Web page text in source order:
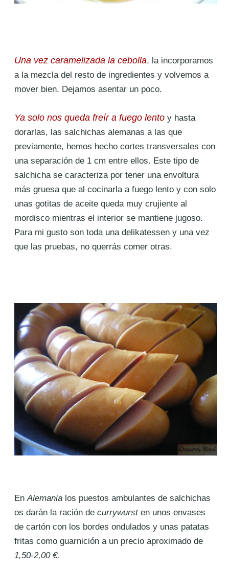
Una vez caramelizada la cebolla, la incorporamos
a la mezcla del resto de ingredientes y volvemos a
mover bien. Dejamos asentar un poco.
Ya solo nos queda freír a fuego lento y hasta
dorarlas, las salchichas alemanas a las que
previamente, hemos hecho cortes transversales con
una separación de 1 cm entre ellos. Este tipo de
salchicha se caracteriza por tener una envoltura
más gruesa que al cocinarla a fuego lento y con solo
unas gotitas de aceite queda muy crujiente al
mordisco mientras el interior se mantiene jugoso.
Para mi gusto son toda una delikatessen y una vez
que las pruebas, no querrás comer otras.
EnAlemania los puestos ambulantes de salchichas
os darán la ración decurrywursten unos envases
de cartón con los bordes ondulados y unas patatas
fritas como guarnición a un precio aproximado de
1,50-2,00 €.